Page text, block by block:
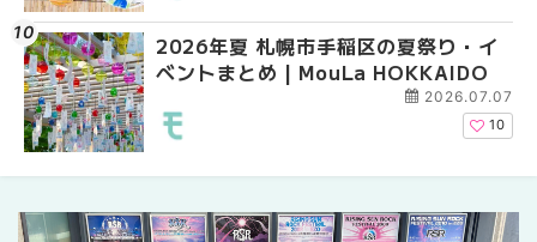
2026年夏 札幌市手稲区の夏祭り・イ
ベントまとめ | MouLa HOKKAIDO
2026.07.07
10
2026年夏 恵庭市・千
イベントまとめ |
2026年夏 札幌市豊平
ベントまとめ |